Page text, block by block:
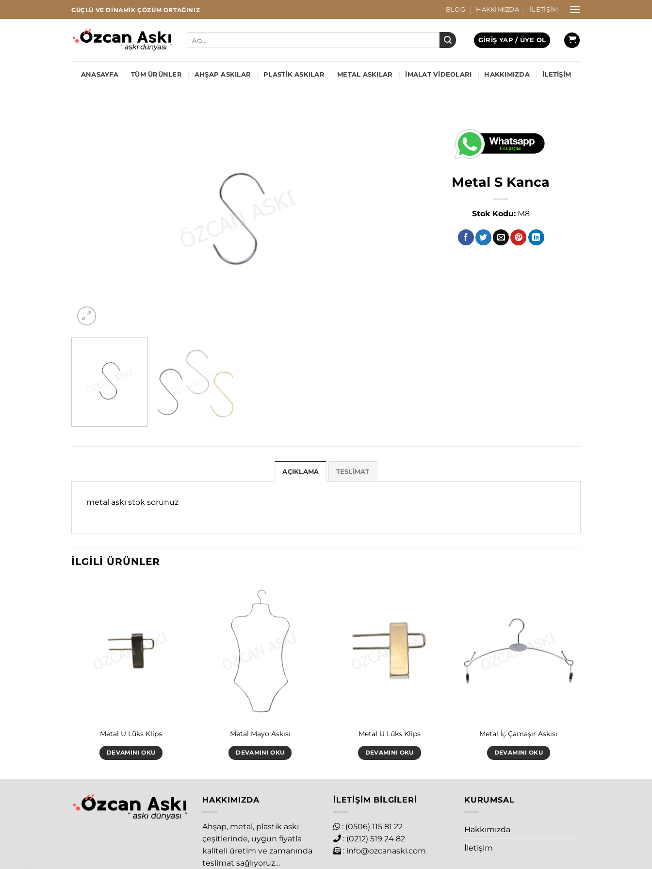
atla
GÜÇLÜ VE DINAMIK ÇÖZÜM ORTAĞINIZ BLOG HAKKIMIZDA İLETIŞIM
GIRIŞ YAP / ÜYE OL
ANASAYFA TÜM ÜRÜNLER AHŞAP ASKILAR PLASTIK ASKILAR METAL ASKILAR İMALAT VIDEOLARI HAKKIMIZDA İLETIŞIM
Metal S Kanca
Stok Kodu:M8
AÇIKLAMA TESLIMAT
metal askı stok sorunuz
İLGILI ÜRÜNLER
Metal U Lüks Klips
DEVAMINI OKU
Metal Mayo Askısı
DEVAMINI OKU
Metal U Lüks Klips
DEVAMINI OKU
Metal İç Çamaşır Askısı
DEVAMINI OKU
HAKKIMIZDA
Ahşap, metal, plastik askı
çeşitlerinde, uygun fiyatla
kaliteli üretim ve zamanında
teslimat sağlıyoruz…
İLETIŞIM BILGILERI
: (0506) 115 81 22
: (0212) 519 24 82
: info@ozcanaski.com
KURUMSAL
Hakkımızda
İletişim